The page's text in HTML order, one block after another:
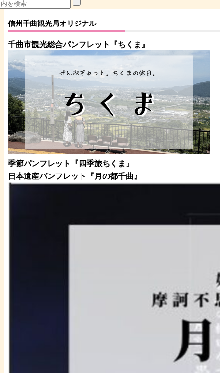
信州千曲観光局オリジナル
千曲市観光総合パンフレット 『ちくま 』
季節パンフレット『四季旅ちくま』
日本遺産パンフレット
『月の都千曲 』